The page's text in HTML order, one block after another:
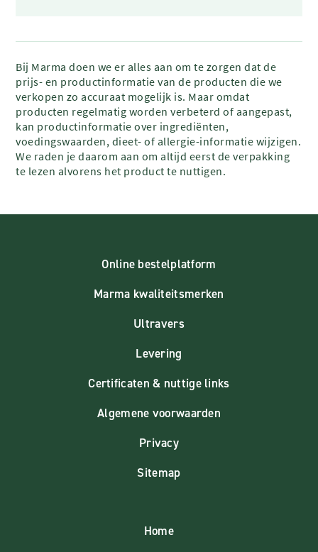
Bij Marma doen we er alles aan om te zorgen dat de
prijs- en productinformatie van de producten die we
verkopen zo accuraat mogelijk is. Maar omdat
producten regelmatig worden verbeterd of aangepast,
kan productinformatie over ingrediënten,
voedingswaarden, dieet- of allergie-informatie wijzigen.
We raden je daarom aan om altijd eerst de verpakking
te lezen alvorens het product te nuttigen.
Online bestelplatform
Marma kwaliteitsmerken
Ultravers
Levering
Certificaten & nuttige links
Algemene voorwaarden
Privacy
Sitemap
Home